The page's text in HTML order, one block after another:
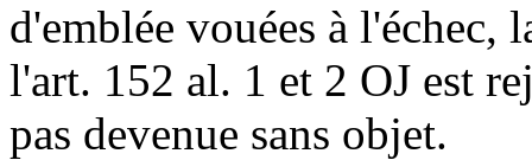
d'emblée vouées à l'échec,
l'art. 152 al. 1 et 2 OJ est
pas devenue sans objet.